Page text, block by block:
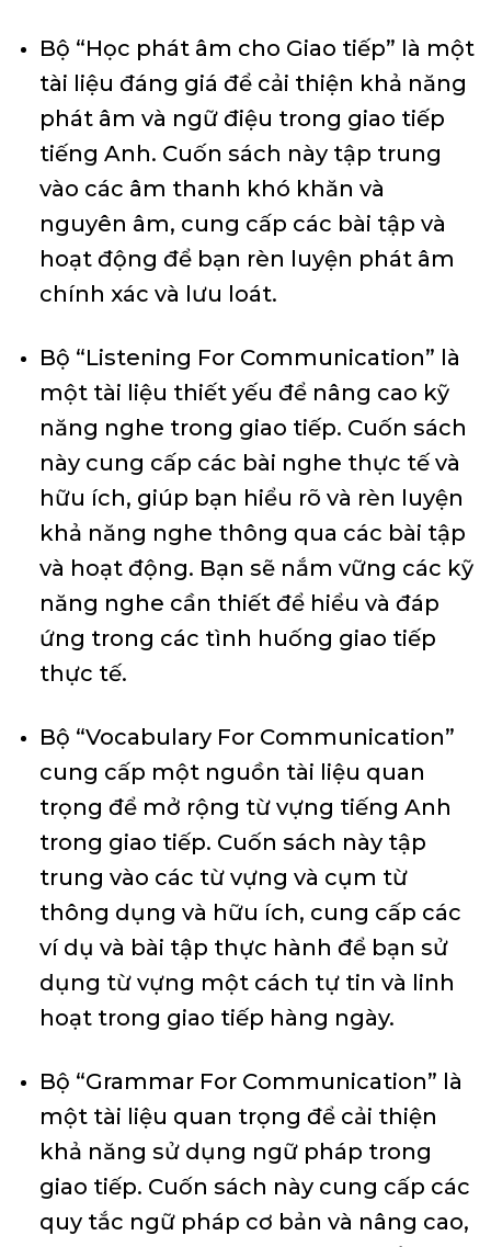
Bộ “Học phát âm cho Giao tiếp” là một
tài liệu đáng giá để cải thiện khả năng
phát âm và ngữ điệu trong giao tiếp
tiếng Anh. Cuốn sách này tập trung
vào các âm thanh khó khăn và
nguyên âm, cung cấp các bài tập và
hoạt động để bạn rèn luyện phát âm
chính xác và lưu loát.
Bộ “Listening For Communication” là
một tài liệu thiết yếu để nâng cao kỹ
năng nghe trong giao tiếp. Cuốn sách
này cung cấp các bài nghe thực tế và
hữu ích, giúp bạn hiểu rõ và rèn luyện
khả năng nghe thông qua các bài tập
và hoạt động. Bạn sẽ nắm vững các kỹ
năng nghe cần thiết để hiểu và đáp
ứng trong các tình huống giao tiếp
thực tế.
Bộ “Vocabulary For Communication”
cung cấp một nguồn tài liệu quan
trọng để mở rộng từ vựng tiếng Anh
trong giao tiếp. Cuốn sách này tập
trung vào các từ vựng và cụm từ
thông dụng và hữu ích, cung cấp các
ví dụ và bài tập thực hành để bạn sử
dụng từ vựng một cách tự tin và linh
hoạt trong giao tiếp hàng ngày.
Bộ “Grammar For Communication” là
một tài liệu quan trọng để cải thiện
khả năng sử dụng ngữ pháp trong
giao tiếp. Cuốn sách này cung cấp các
quy tắc ngữ pháp cơ bản và nâng cao,